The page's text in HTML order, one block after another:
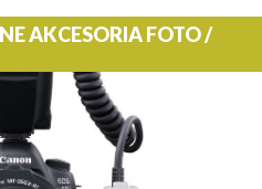
AKCESORIA FOTO /